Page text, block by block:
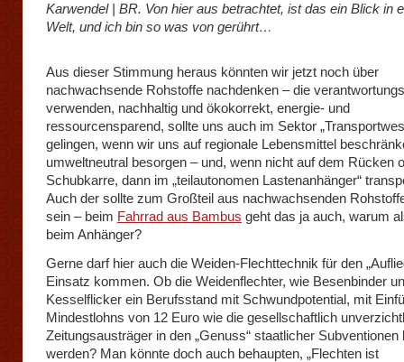
Karwendel | BR. Von hier aus betrachtet, ist das ein Blick in
Welt, und ich bin so was von gerührt…
Aus dieser Stimmung heraus könnten wir jetzt noch über
nachwachsende Rohstoffe nachdenken – die
verwenden, nachhaltig und ökokorrekt, energie- und
ressourcensparend, sollte uns auch im Sektor
gelingen, wenn wir uns auf regionale Lebensmittel
umweltneutral besorgen – und, wenn nicht auf dem Rücken
Schubkarre, dann im „teilautonomen Lastenanhänger“
Auch der sollte zum Großteil aus nachwachsenden
sein – beim Fahrrad aus Bambus geht das ja auch, warum
beim Anhänger?
Gerne darf hier auch die Weiden-Flechttechnik für den
Einsatz kommen. Ob die Weidenflechter, wie Besenbinder
Kesselflicker ein Berufsstand mit Schwundpotential, mit
Mindestlohns von 12 Euro wie die gesellschaftlich
Zeitungsausträger in den „Genuss“ staatlicher
werden? Man könnte doch auch behaupten, „Flechten ist